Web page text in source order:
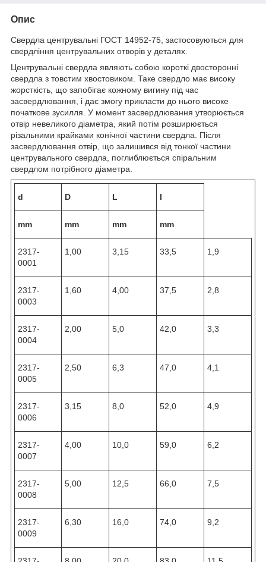
Опис
Свердла центрувальні ГОСТ 14952-75, застосовуються для
свердління центрувальних отворів у деталях.
Центрувальні свердла являють собою короткі двосторонні
свердла з товстим хвостовиком. Таке свердло має високу
жорсткість, що запобігає кожному вигину під час
засвердлювання, і дає змогу прикласти до нього високе
початкове зусилля. У момент засвердлювання утворюється
отвір невеликого діаметра, який потім розширюється
різальними крайками конічної частини свердла. Після
засвердлювання отвір, що залишився від тонкої частини
центрувального свердла, поглиблюється спіральним
свердлом потрібного діаметра.
d D L I
mm mm mm mm
2317-
0001
1,00 3,15 33,5 1,9
2317-
0003
1,60 4,00 37,5 2,8
2317-
0004
2,00 5,0 42,0 3,3
2317-
0005
2,50 6,3 47,0 4,1
2317-
0006
3,15 8,0 52,0 4,9
2317-
0007
4,00 10,0 59,0 6,2
2317-
0008
5,00 12,5 66,0 7,5
2317-
0009
6,30 16,0 74,0 9,2